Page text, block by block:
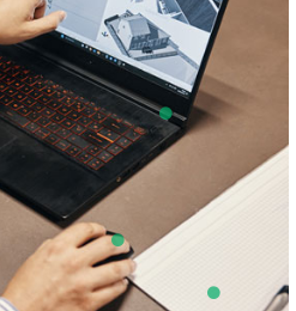
compétences et savoir-faire
partage et infos
connectivité